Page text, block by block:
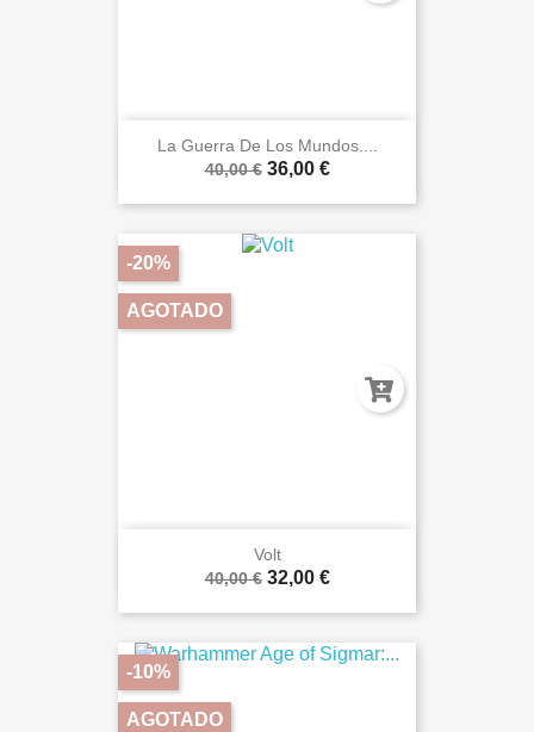
La Guerra De Los Mundos....
40,00 € 36,00 €
Volt
40,00 € 32,00 €
-20%
AGOTADO
-10%
AGOTADO